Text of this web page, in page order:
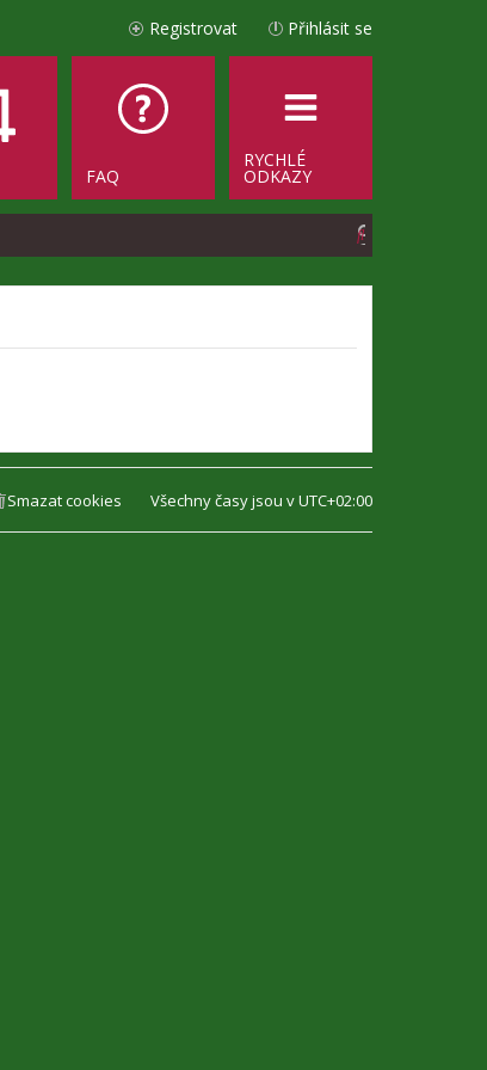
Přihlásit se
Registrovat
RYCHLÉ
ODKAZY
FAQ
H
Všechny časy jsou vUTC+02:00
Smazat cookies